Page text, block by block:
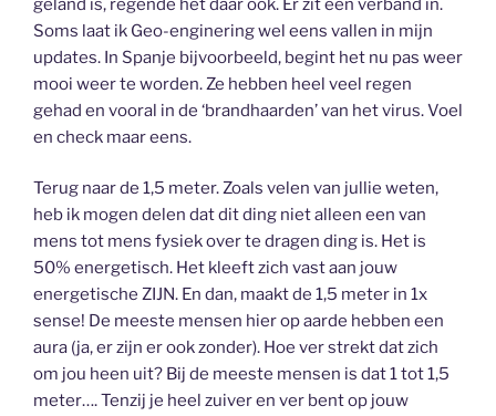
geland is, regende het daar ook. Er zit een verband in.
Soms laat ik Geo-enginering wel eens vallen in mijn
updates. In Spanje bijvoorbeeld, begint het nu pas weer
mooi weer te worden. Ze hebben heel veel regen
gehad en vooral in de ‘brandhaarden’ van het virus. Voel
en check maar eens.
Terug naar de 1,5 meter. Zoals velen van jullie weten,
heb ik mogen delen dat dit ding niet alleen een van
mens tot mens fysiek over te dragen ding is. Het is
50% energetisch. Het kleeft zich vast aan jouw
energetische ZIJN. En dan, maakt de 1,5 meter in 1x
sense! De meeste mensen hier op aarde hebben een
aura (ja, er zijn er ook zonder). Hoe ver strekt dat zich
om jou heen uit? Bij de meeste mensen is dat 1 tot 1,5
meter…. Tenzij je heel zuiver en ver bent op jouw